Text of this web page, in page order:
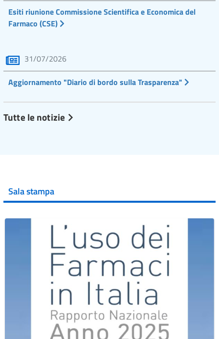
Esiti riunione Commissione Scientifica e Economica del
Farmaco (CSE)
31/07/2026
Aggiornamento "Diario di bordo sulla Trasparenza"
Tutte le notizie
Sala stampa